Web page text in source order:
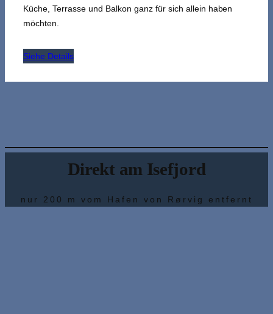
Küche, Terrasse und Balkon ganz für sich allein haben
möchten.
Siehe Details
Direkt am Isefjord
nur 200 m vom Hafen von Rørvig entfernt